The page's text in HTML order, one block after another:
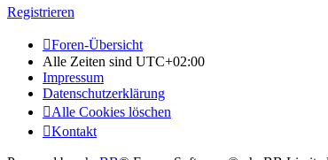
Registrieren
Foren-Übersicht
Alle Zeiten sind UTC+02:00
Impressum
Datenschutzerklärung
Alle Cookies löschen
Kontakt